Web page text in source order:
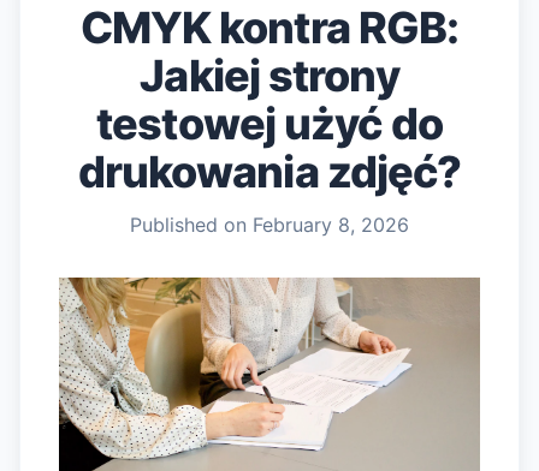
CMYK kontra RGB:
Jakiej strony
testowej użyć do
drukowania zdjęć?
Published on February 8, 2026